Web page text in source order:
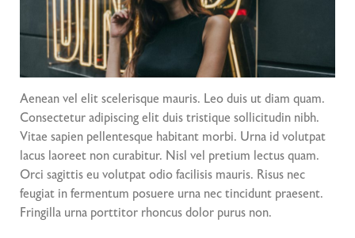
Aenean vel elit scelerisque mauris. Leo duis ut diam quam.
Consectetur adipiscing elit duis tristique sollicitudin nibh.
Vitae sapien pellentesque habitant morbi. Urna id volutpat
lacus laoreet non curabitur. Nisl vel pretium lectus quam.
Orci sagittis eu volutpat odio facilisis mauris. Risus nec
feugiat in fermentum posuere urna nec tincidunt praesent.
Fringilla urna porttitor rhoncus dolor purus non.